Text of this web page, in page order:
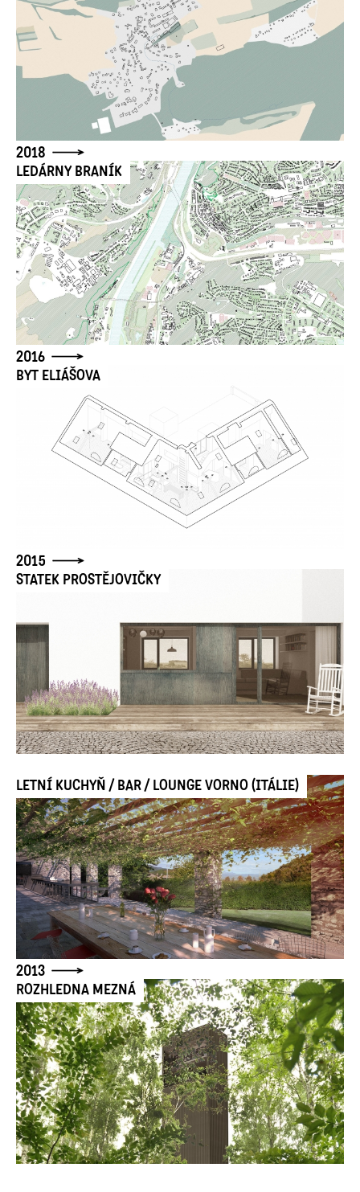
2018
LEDÁRNY BRANÍK
2016
BYT ELIÁŠOVA
2015
STATEK PROSTĚJOVIČKY
LETNÍ KUCHYŇ / BAR / LOUNGE VORNO (ITÁLIE)
2013
ROZHLEDNA MEZNÁ